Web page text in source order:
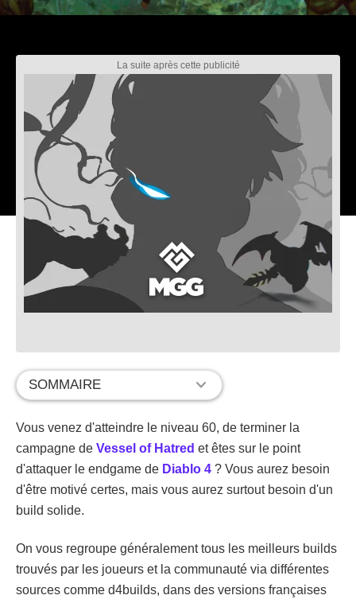
SOMMAIRE
Vous venez d'atteindre le niveau 60, de terminer la
campagne de Vessel of Hatred et êtes sur le point
d'attaquer le endgame de Diablo 4 ? Vous aurez besoin
d'être motivé certes, mais vous aurez surtout besoin d'un
build solide.
On vous regroupe généralement tous les meilleurs builds
trouvés par les joueurs et la communauté via différentes
sources comme d4builds, dans des versions françaises